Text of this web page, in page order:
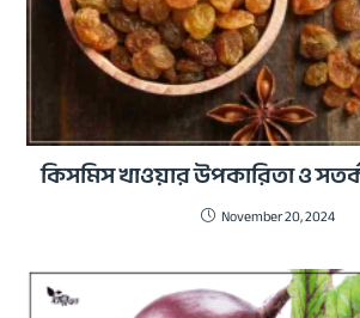
কিসমিস খাওয়ার উপকারিতা ও
November 20, 2024